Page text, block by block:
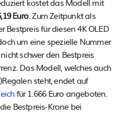
Euro. Zum Zeitpunkt als
Bestpreis für diesen 4K OLED
um eine spezielle Nummer
schwer den Bestpreis
Das Modell, welches auch
steht, endet auf
für 1.666 Euro angeboten.
Bestpreis-Krone bei